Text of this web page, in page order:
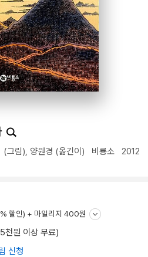
(그림), 양원경 (옮긴이) 비룡소 2012
할인) + 마일리지 400원
천원 이상 무료)
신청